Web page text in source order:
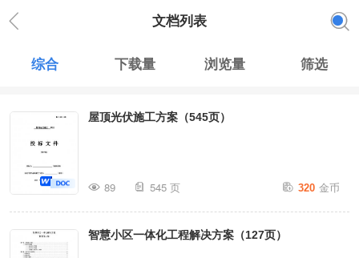
文档列表
综合 下载量 浏览量 筛选
屋顶光伏施工方案（545页）
89 545 页 320 金币
智慧小区一体化工程解决方案（127页）